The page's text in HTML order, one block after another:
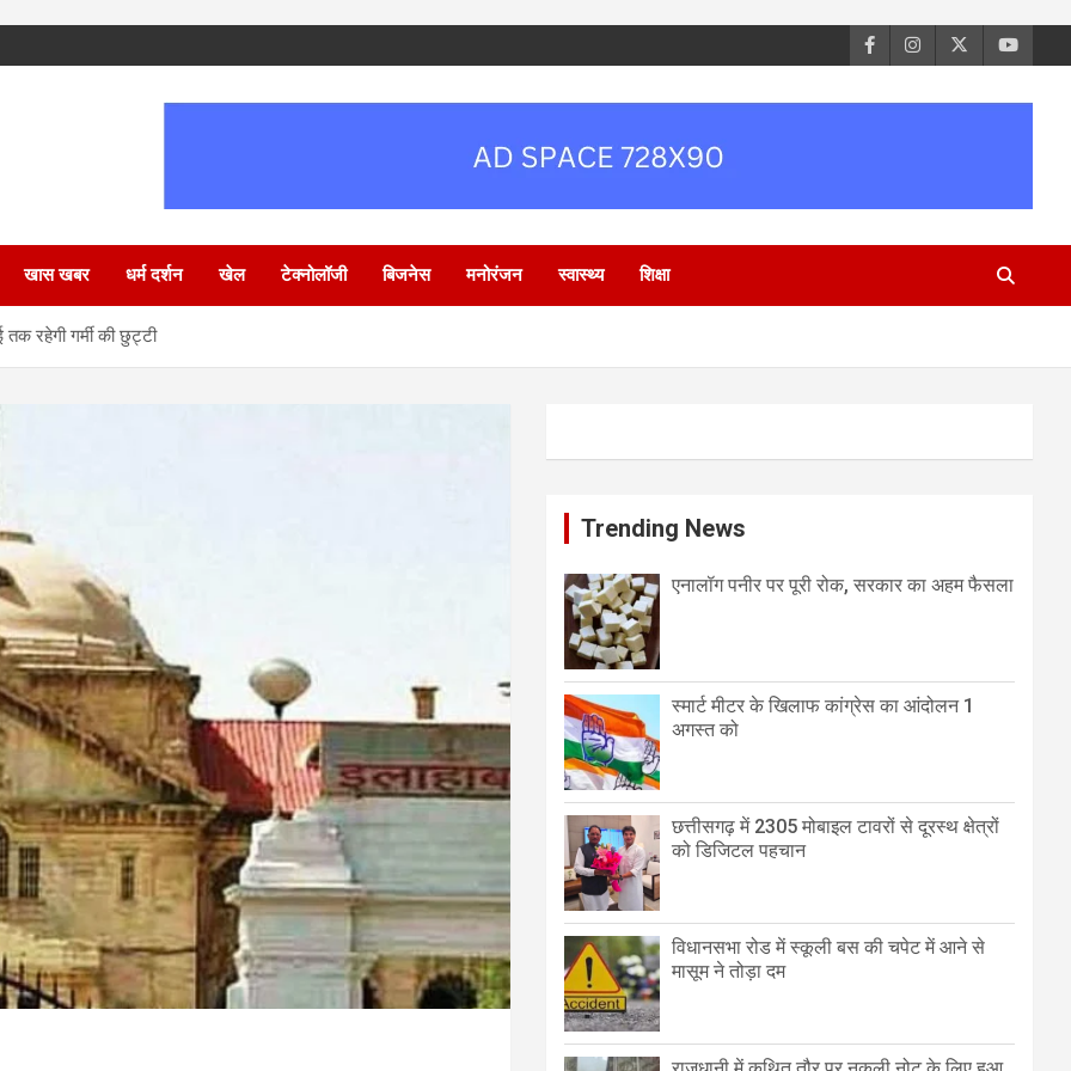
खास खबर धर्म दर्शन खेल टेक्नोलॉजी बिजनेस मनोरंजन स्वास्थ्य शिक्षा
रहेगी गर्मी की छुट्टी
Trending News
एनालॉग पनीर पर पूरी रोक, सरकार का अहम फैसला
स्मार्ट मीटर के खिलाफ कांग्रेस का आंदोलन 1
अगस्त को
छत्तीसगढ़ में 2305 मोबाइल टावरों से दूरस्थ क्षेत्रों
को डिजिटल पहचान
विधानसभा रोड में स्कूली बस की चपेट में आने से
मासूम ने तोड़ा दम